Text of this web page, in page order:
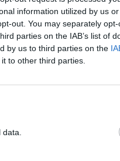
information utilized by us
out. You may separately
parties on the IAB’s list of
by us to third parties on the
to other third parties.
mois de grossesse et
Il se caractérise par
des 3 premiers
échographie,
fausse couche s’éloigne de